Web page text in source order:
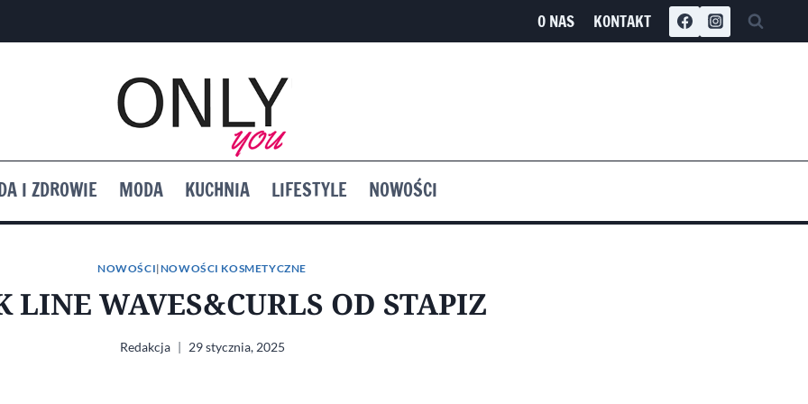
O NAS KONTAKT
I ZDROWIE MODA KUCHNIA LIFESTYLE NOWOŚCI
NOWOŚCI|NOWOŚCI KOSMETYCZNE
LINE WAVES&CURLS OD STAPIZ
Redakcja 29 stycznia, 2025